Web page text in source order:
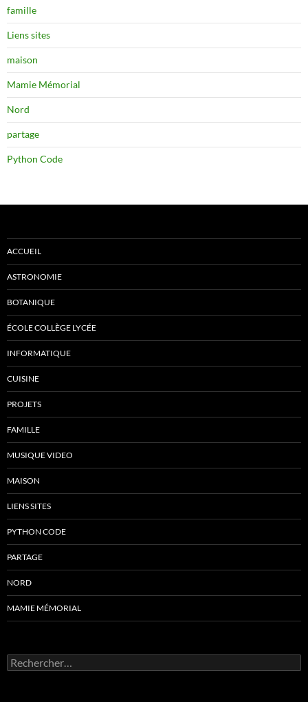
famille
Liens sites
maison
Mamie Mémorial
Nord
partage
Python Code
ACCUEIL
ASTRONOMIE
BOTANIQUE
ÉCOLE COLLÈGE LYCÉE
INFORMATIQUE
CUISINE
PROJETS
FAMILLE
MUSIQUE VIDEO
MAISON
LIENS SITES
PYTHON CODE
PARTAGE
NORD
MAMIE MÉMORIAL
Rechercher :